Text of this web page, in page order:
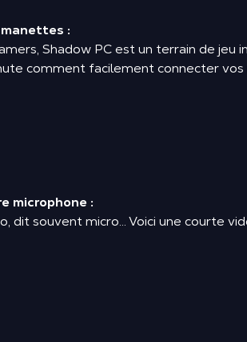
:
Shadow PC est un terrain de
comment facilement connecter
microphone :
dit souvent micro… Voici une courte